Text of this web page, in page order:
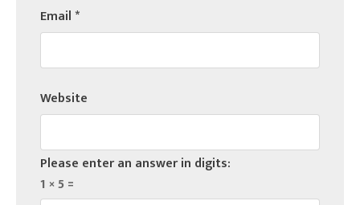
Email*
Website
Please enter an answer in digits:
1 × 5 =